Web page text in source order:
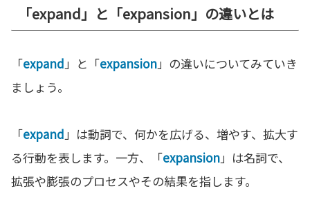
「expand」と「expansion」の違いとは
「expand」と「expansion」の違いについてみていき
ましょう。
「expand」は動詞で、何かを広げる、増やす、拡大す
る行動を表します。一方、「expansion」は名詞で、
拡張や膨張のプロセスやその結果を指します。